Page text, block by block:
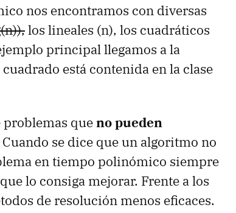
nos encontramos con diversas
los lineales (n), los cuadráticos
principal llegamos a la
está contenida en la clase
queno pueden
se dice que un algoritmo no
en tiempo polinómico siempre
lo consiga mejorar. Frente a los
de resolución menos eficaces.